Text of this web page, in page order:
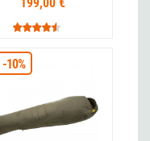
199,00 €
-10%